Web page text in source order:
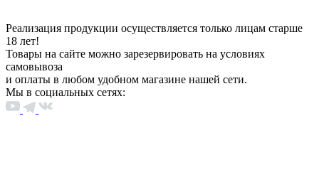
Реализация продукции осуществляется только лицам старше
18 лет!
Товары на сайте можно зарезервировать на условиях
самовывоза
и оплаты в любом удобном магазине нашей сети.
Мы в социальных сетях: